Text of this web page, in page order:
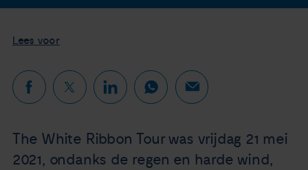
Nieuws
Thymuskankers
Steun ons
Lees voor
The White Ribbon Tour was vrijdag 21 mei
2021, ondanks de regen en harde wind,